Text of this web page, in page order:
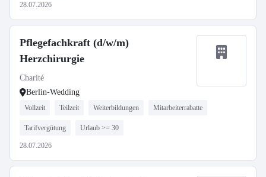
28.07.2026
Pflegefachkraft (d/w/m)
Herzchirurgie
Charité
Berlin-Wedding
Vollzeit Teilzeit Weiterbildungen Mitarbeiterrabatte
Tarifvergütung Urlaub >= 30
28.07.2026